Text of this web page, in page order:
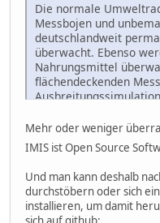
Die normale
Messbojen und
deutschlandweit
überwacht. Ebenso
Nahrungsmittel
flächendeckenden
RODOS) ermöglicht
Radioaktivität einen
Ausmaß der
Strahlenbelastung der
die Grundlage für
Schutz der
Mehr oder weniger
IMIS ist Open Source
Und man kann deshalb
durchstöbern oder sich
installieren, um damit